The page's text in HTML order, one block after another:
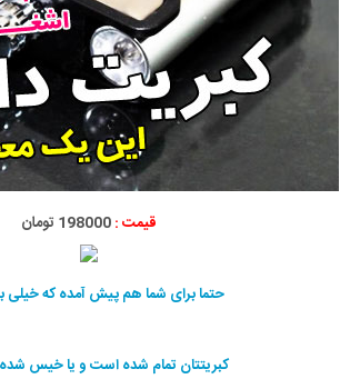
قیمت :
حتما برای شما هم پیش آمده که خیلی
کبریتتان تمام شده است و یا خیس